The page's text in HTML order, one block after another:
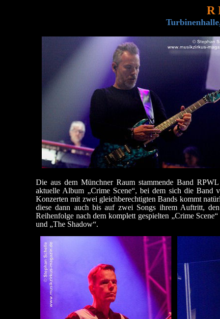
R
Die aus dem Münchner Raum stammende Band
aktuelle Album „Crime Scene“, bei dem sich die Band
Konzerten mit zwei gleichberechtigten Bands kommt
diese dann auch bis auf zwei Songs ihrem Auftritt,
Reihenfolge nach dem komplett gespielten „Crime
und „The Shadow“.